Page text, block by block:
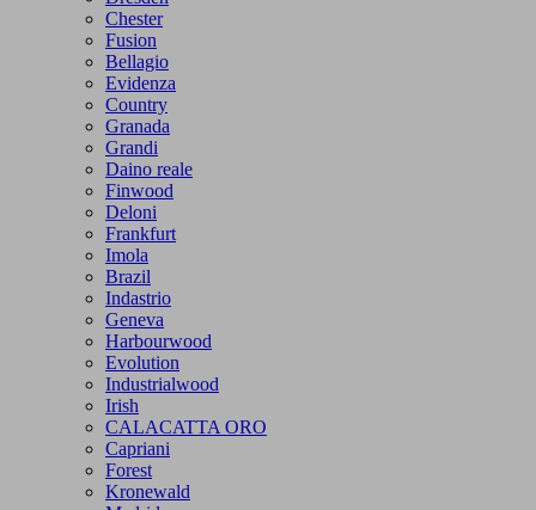
Chester
Fusion
Bellagio
Evidenza
Country
Granada
Grandi
Daino reale
Finwood
Deloni
Frankfurt
Imola
Brazil
Indastrio
Geneva
Harbourwood
Evolution
Industrialwood
Irish
CALACATTA ORO
Capriani
Forest
Kronewald